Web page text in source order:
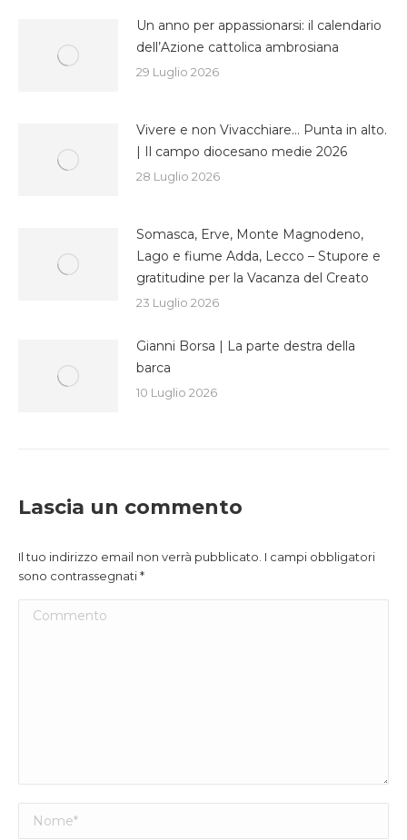
Un anno per appassionarsi: il calendario
dell’Azione cattolica ambrosiana
29 Luglio 2026
Vivere e non Vivacchiare… Punta in alto.
| Il campo diocesano medie 2026
28 Luglio 2026
Somasca, Erve, Monte Magnodeno,
Lago e fiume Adda, Lecco – Stupore e
gratitudine per la Vacanza del Creato
23 Luglio 2026
Gianni Borsa | La parte destra della
barca
10 Luglio 2026
Lascia un commento
Il tuo indirizzo email non verrà pubblicato. I campi obbligatori
sono contrassegnati*
Commento
Nome *